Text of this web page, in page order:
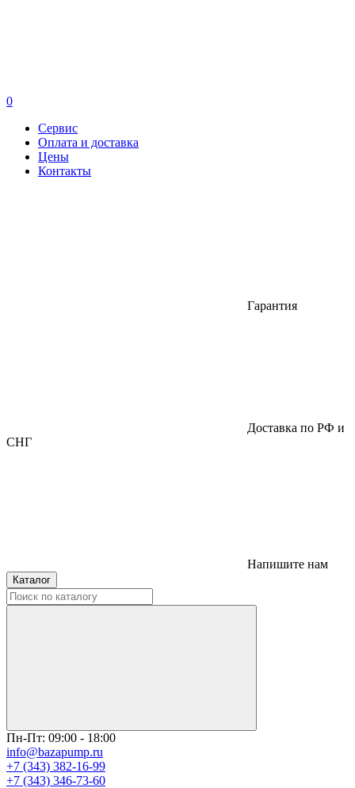
0
Сервис
Оплата и доставка
Цены
Контакты
Гарантия
Доставка по РФ и
СНГ
Напишите нам
Каталог
Пн-Пт: 09:00 - 18:00
info@bazapump.ru
+7 (343) 382-16-99
+7 (343) 346-73-‬60